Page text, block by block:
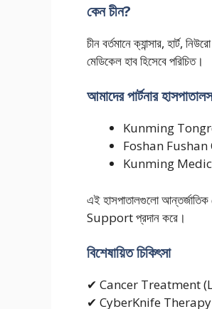
কেন চীন?
চীন বর্তমানে ক্যান্সার, হার্ট,
মেডিকেল হাব হিসেবে পরিচিত।
আমাদের পার্টনার
Kunming
Foshan
Kunming
এই হাসপাতালগুলো
Support প্রদান করে।
বিশেষায়িত চিকিৎসা
✔ Cancer Treatment
✔ CyberKnife